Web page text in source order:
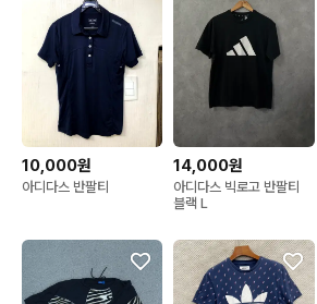
10,000원
아디다스 반팔티
14,000원
아디다스 빅로고 반팔티
블랙 L